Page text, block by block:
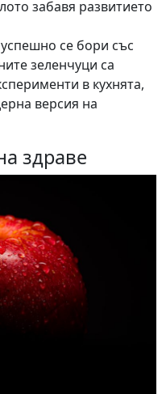
забавя развитието
се бори със
зеленчуци са
в кухнята,
версия на
здраве